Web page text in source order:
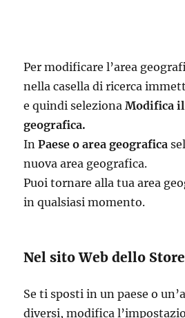
Per modificare l’area
nella casella di ricerca
e quindi seleziona Modifica il
geografica.
InPaese o area geografica
nuova area geografica.
Puoi tornare alla tua area
in qualsiasi momento.
Nel sito Web dello Store
Se ti sposti in un paese o
diversi, modifica